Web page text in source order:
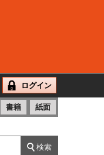
ログイン
書籍 紙面